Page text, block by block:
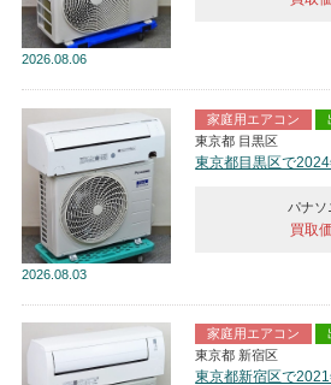
2026 08.06
2026 08.03
家庭用エアコン
東京都 目黒区
パナソ
買取
家庭用エアコン
東京都 新宿区